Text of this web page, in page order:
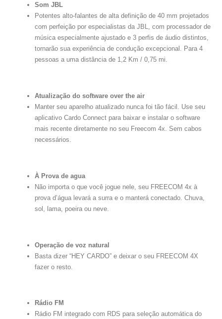
Som JBL
Potentes alto-falantes de alta definição de 40 mm projetados
com perfeição por especialistas da JBL, com processador de
música especialmente ajustado e 3 perfis de áudio distintos,
tornarão sua experiência de condução excepcional. Para 4
pessoas a uma distância de 1,2 Km / 0,75 mi.
Atualização do software over the air
Manter seu aparelho atualizado nunca foi tão fácil. Use seu
aplicativo Cardo Connect para baixar e instalar o software
mais recente diretamente no seu Freecom 4x. Sem cabos
necessários.
À Prova de agua
Não importa o que você jogue nele, seu FREECOM 4x à
prova d’água levará a surra e o manterá conectado. Chuva,
sol, lama, poeira ou neve.
Operação de voz natural
Basta dizer “HEY CARDO” e deixar o seu FREECOM 4X
fazer o resto.
Rádio FM
Rádio FM integrado com RDS para seleção automática do